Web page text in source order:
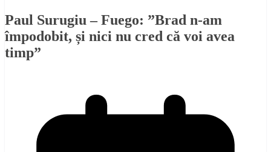
Paul Surugiu – Fuego: ”Brad n-am
împodobit, și nici nu cred că voi avea
timp”